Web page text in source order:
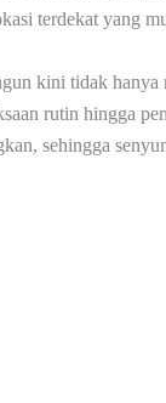
terdekat yang
kini tidak hanya
rutin hingga
sehingga